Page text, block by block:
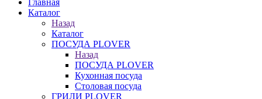
Главная
Каталог
Назад
Каталог
ПОСУДА PLOVER
Назад
ПОСУДА PLOVER
Кухонная посуда
Столовая посуда
ГРИЛИ PLOVER